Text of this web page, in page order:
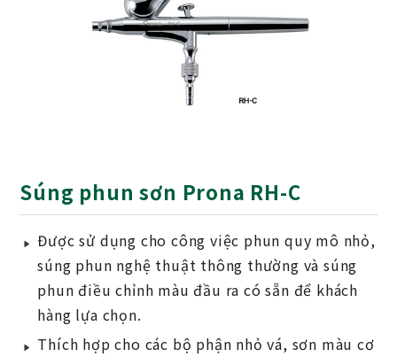
Súng phun sơn Prona RH-C
Được sử dụng cho công việc phun quy mô nhỏ,
súng phun nghệ thuật thông thường và súng
phun điều chỉnh màu đầu ra có sẵn để khách
hàng lựa chọn.
Thích hợp cho các bộ phận nhỏ vá, sơn màu cơ